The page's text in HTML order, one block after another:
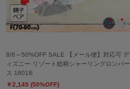
8/6～50%OFF SALE 【メール便】対応可 デ
ィズニー リゾート総柄シャーリングロンパー
ス 1601B
￥2,145 (50%OFF)